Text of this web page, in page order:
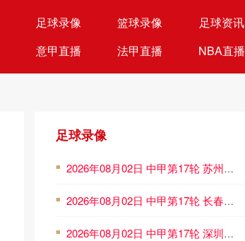
足球录像 篮球录像
足球资讯
意甲直播 法甲直播 NBA直播
足球录像
■ 2026年08月02日 中甲第17轮 苏州东吴 VS 梅州客家 全场录像
■ 2026年08月02日 中甲第17轮 长春亚泰 VS 石家庄功夫 全场录像
■ 2026年08月02日 中甲第17轮 深圳青年人 VS 无锡吴钩 全场录像